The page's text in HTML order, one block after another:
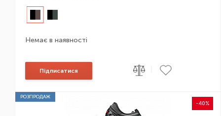
Немає в наявності
Підписатися
РОЗПРОДАЖ
-40%